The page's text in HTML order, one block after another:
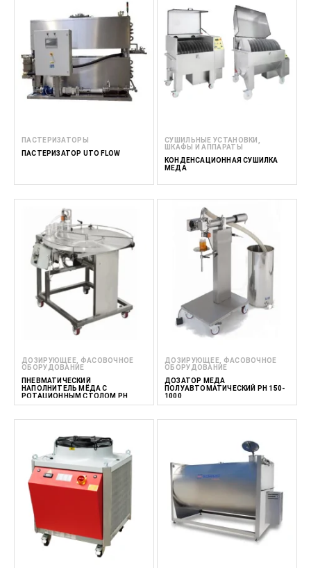
ПАСТЕРИЗАТОРЫ
ПАСТЕРИЗАТОР UTO FLOW
СУШИЛЬНЫЕ УСТАНОВКИ,
ШКАФЫ И АППАРАТЫ
КОНДЕНСАЦИОННАЯ СУШИЛКА
МЕДА
ДОЗИРУЮЩЕЕ, ФАСОВОЧНОЕ
ОБОРУДОВАНИЕ
ПНЕВМАТИЧЕСКИЙ
НАПОЛНИТЕЛЬ МЁДА С
РОТАЦИОННЫМ СТОЛОМ PH
ДОЗИРУЮЩЕЕ, ФАСОВОЧНОЕ
ОБОРУДОВАНИЕ
ДОЗАТОР МЁДА
ПОЛУАВТОМАТИЧЕСКИЙ PH 150-
1000